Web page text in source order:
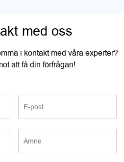
med oss
i kontakt med våra experter?
att få din förfrågan!